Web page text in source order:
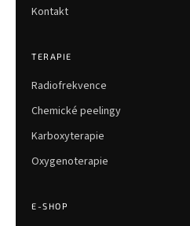
Kontakt
TERAPIE
Radiofrekvence
Chemické peelingy
Karboxyterapie
Oxygenoterapie
E-SHOP